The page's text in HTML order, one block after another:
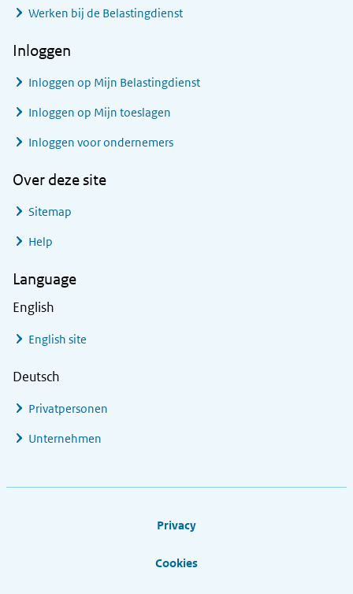
Werken bij de Belastingdienst
Inloggen
Inloggen op Mijn Belastingdienst
Inloggen op Mijn toeslagen
Inloggen voor ondernemers
Over deze site
Sitemap
Help
Language
English
English site
Deutsch
Privatpersonen
Unternehmen
Privacy
Cookies